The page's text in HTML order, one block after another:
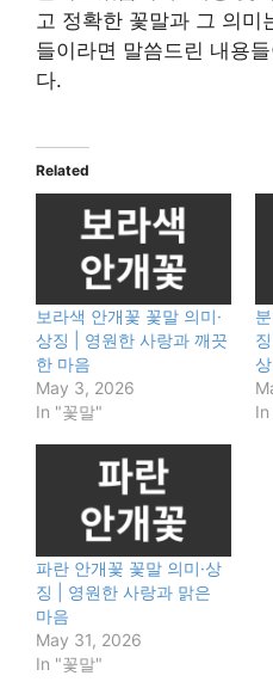
고 정확한 꽃말과 그 의미
들이라면 말씀드린 내용
다.
Related
보라색 안개꽃 꽃말 의미·
상징 | 영원한 사랑과 깨끗
한 마음
May 3, 2026
In "꽃말"
파란 안개꽃 꽃말 의미·상
징 | 영원한 사랑과 맑은
마음
May 31, 2026
In "꽃말"